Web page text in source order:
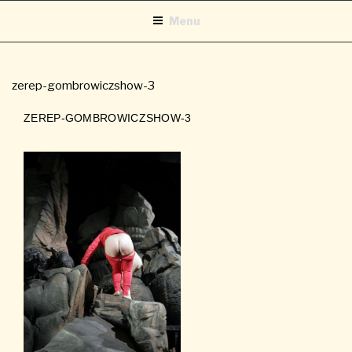
contenu
Menu
zerep-gombrowiczshow-3
ZEREP-GOMBROWICZSHOW-3